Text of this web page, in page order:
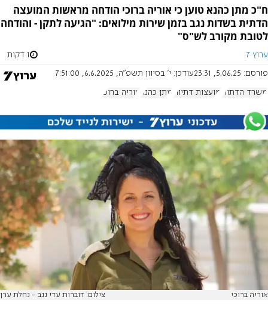
ח"כ מתן כהנא טוען כי אוריה ברוכי הודחה מראשות המועצה
הדתית בשדות נגב בזמן שירות מילואים: "הגיעה לתקן - והודחה
לטובת מקורב לש"ס"
ערוץ 7 1 דקות
פורסם: 5.06.25, 23:31 עודכן: י' בסיוון תשפ"ה, 6.6.2025, 7:51:00
משרד הדתות מועצות דתיות מתן כהנא אוריה ברוכי
אוריה ברוכי צילום: דוברות עדי נגב - נחלת ערן